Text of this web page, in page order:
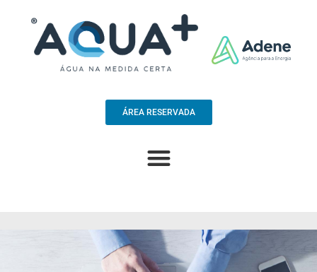
ÁREA RESERVADA